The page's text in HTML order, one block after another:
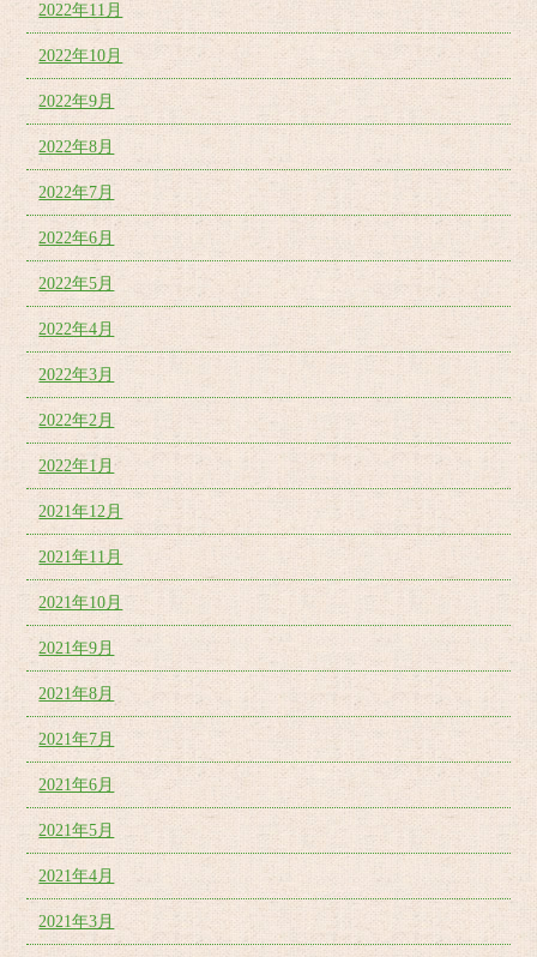
2022年11月
2022年10月
2022年9月
2022年8月
2022年7月
2022年6月
2022年5月
2022年4月
2022年3月
2022年2月
2022年1月
2021年12月
2021年11月
2021年10月
2021年9月
2021年8月
2021年7月
2021年6月
2021年5月
2021年4月
2021年3月